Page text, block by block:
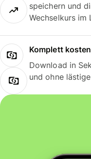
speichern und
Wechselkurs
Komplett
Download in
und ohne